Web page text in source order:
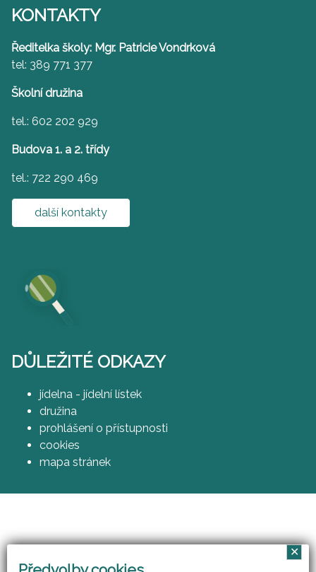
KONTAKTY
Ředitelka školy: Mgr. Patricie Vondrková
tel: 389 771 377
Školní družina
tel.: 602 202 929
Budova 1. a 2. třídy
tel.: 722 290 469
další kontakty
DŮLEŽITÉ ODKAZY
jídelna - jídelní lístek
družina
prohlášení o přístupnosti
cookies
mapa stránek
✕